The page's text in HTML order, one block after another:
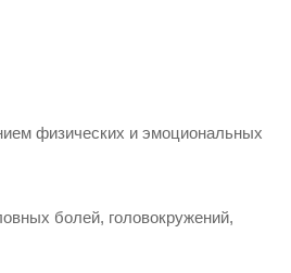
физических и эмоциональных
болей, головокружений,